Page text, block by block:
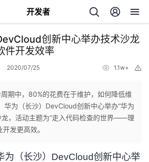
开发者
创新中心举办技术沙龙
件开发效率
2020/07/25 1.1w+
周期中，80%的花费在于维护，如何降低维
华为（长沙）DevCloud创新中心举办“华为
龙，活动主题为“走入代码检查的世界——理
发更高效。
为（长沙）DevCloud创新中心举